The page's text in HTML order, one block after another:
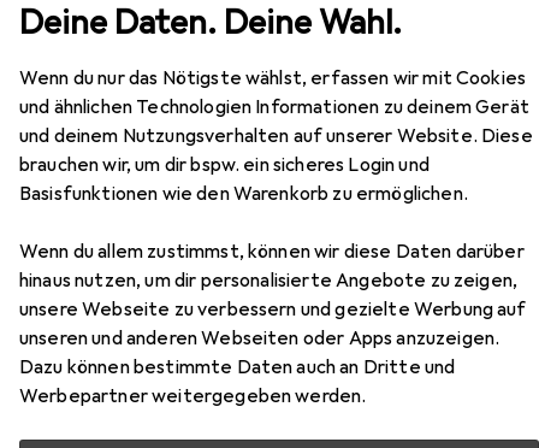
Deine Daten. Deine Wahl.
Wenn du nur das Nötigste wählst, erfassen wir mit Cookies
und ähnlichen Technologien Informationen zu deinem Gerät
und deinem Nutzungsverhalten auf unserer Website. Diese
brauchen wir, um dir bspw. ein sicheres Login und
Basisfunktionen wie den Warenkorb zu ermöglichen.
Wenn du allem zustimmst, können wir diese Daten darüber
hinaus nutzen, um dir personalisierte Angebote zu zeigen,
unsere Webseite zu verbessern und gezielte Werbung auf
unseren und anderen Webseiten oder Apps anzuzeigen.
Dazu können bestimmte Daten auch an Dritte und
Werbepartner weitergegeben werden.
Kompressor Neo Tools Quick Coupler 3/8 "(12-636)
EUR
15,90
Neo Tools Quick Coupler 3/8 "(12-636)
Zubehör für Neo Tools Quick
Coupler 3/8 "(12-636)
Hier findest du passendes Zubehör zum Produkt Neo
Tools Quick Coupler 3/8 "(12-636) aus der Kategorie
Zubehör Druckluftwerkzeug.
Relevanz